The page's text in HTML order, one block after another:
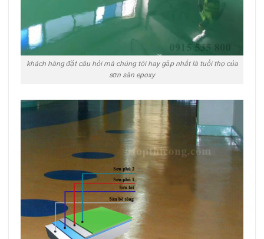
khách hàng đặt câu hỏi mà chúng tôi hay gặp nhất là tuổi thọ của
sơn sàn epoxy